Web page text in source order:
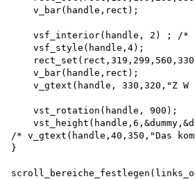
    v_bar(handle,rect);
vsf_interior(handle, 2) ; /*
    vsf_style(handle,4);
    v_bar(handle,rect);
v_gtext(handle, 330,320,"Z W
    vst_rotation(handle, 900);
/* v_gtext(handle,40,350,"Das
}